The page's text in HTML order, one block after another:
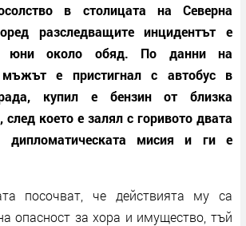
в столицата на Северна
разследващите инцидентът е
юни около обяд. По данни на
мъжът е пристигнал с автобус в
купил е бензин от близка
след което е залял с горивото двата
дипломатическата мисия и ги е
посочват, че действията му са
опасност за хора и имущество, тъй